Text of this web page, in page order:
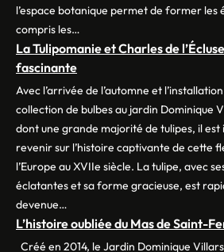
l’espace botanique permet de former les
compris les…
La Tulipomanie et Charles de
fascinante
Avec l’arrivée de l’automne et
collection de bulbes au jardin Dominique
dont une grande majorité de tulipes, il est
revenir sur l’histoire captivante de cette
l’Europe au XVIIe siècle. La tulipe, avec
éclatantes et sa forme gracieuse, est
devenue…
L’histoire oubliée du Mas de Saint-
Créé en 2014, le Jardin Dominique